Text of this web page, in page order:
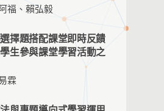
福、賴弘毅
擇題搭配課堂即時反饋
生參與課堂學習活動之
霖